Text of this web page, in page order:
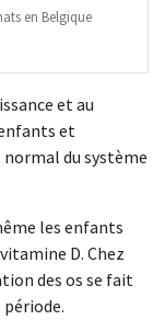
en Belgique
et au
et
du système
les enfants
D. Chez
des os se fait